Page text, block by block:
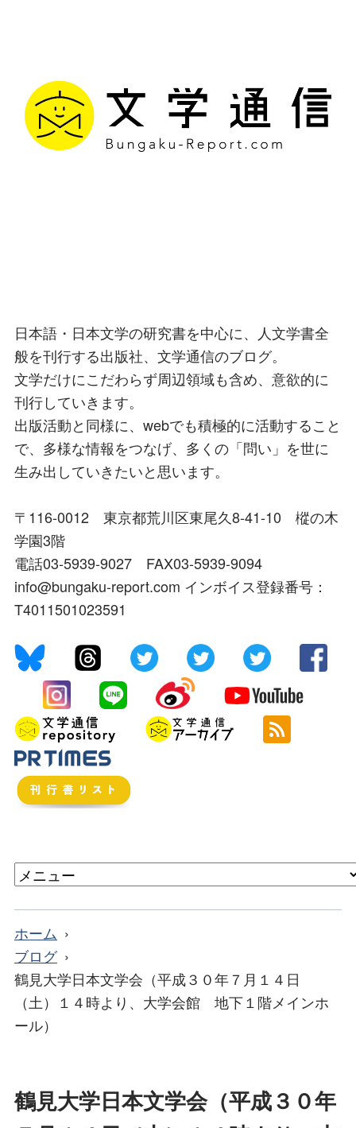
日本語・日本文学の研究書を中心に、人文学書全
般を刊行する出版社、文学通信のブログ。
文学だけにこだわらず周辺領域も含め、意欲的に
刊行していきます。
出版活動と同様に、webでも積極的に活動すること
で、多様な情報をつなげ、多くの「問い」を世に
生み出していきたいと思います。
〒116-0012 東京都荒川区東尾久8-41-10 樅の木
学園3階
電話03-5939-9027 FAX03-5939-9094
info@bungaku-report.com インボイス登録番号：
T4011501023591
ホーム
ブログ
鶴見大学日本文学会（平成３０年７月１４日
（土）１４時より、大学会館 地下１階メインホ
ール）
鶴見大学日本文学会（平成３０年